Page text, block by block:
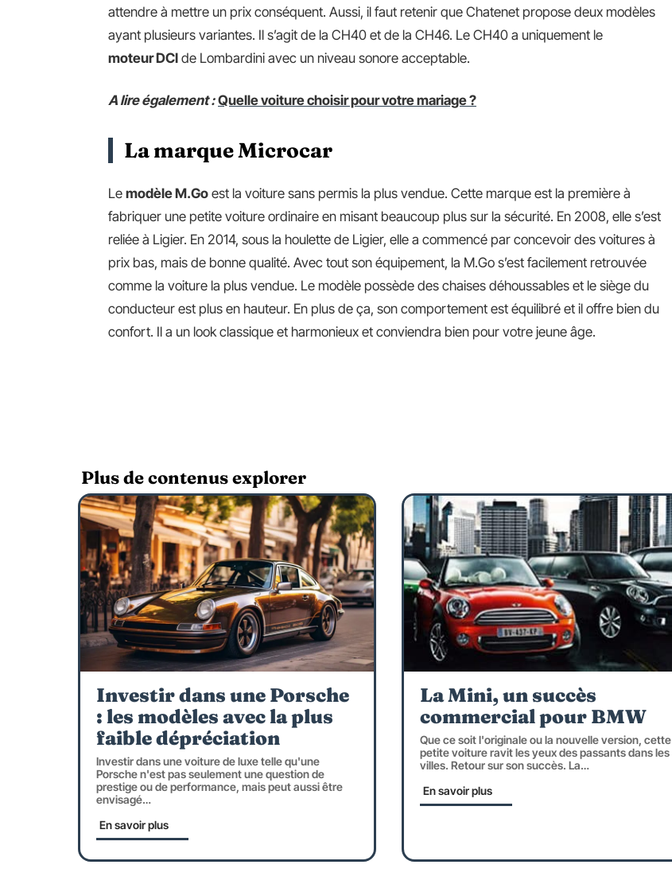
attendre à mettre un prix conséquent. Aussi, il faut retenir que Chatenet propose deux modèles
ayant plusieurs variantes. Il s’agit de la CH40 et de la CH46. Le CH40 a uniquement le
moteur DCI de Lombardini avec un niveau sonore acceptable.
A lire également : Quelle voiture choisir pour votre mariage ?
La marque Microcar
Le modèle M.Go est la voiture sans permis la plus vendue. Cette marque est la première à
fabriquer une petite voiture ordinaire en misant beaucoup plus sur la sécurité. En 2008, elle s’est
reliée à Ligier. En 2014, sous la houlette de Ligier, elle a commencé par concevoir des voitures à
prix bas, mais de bonne qualité. Avec tout son équipement, la M.Go s’est facilement retrouvée
comme la voiture la plus vendue. Le modèle possède des chaises déhoussables et le siège du
conducteur est plus en hauteur. En plus de ça, son comportement est équilibré et il offre bien du
confort. Il a un look classique et harmonieux et conviendra bien pour votre jeune âge.
Plus de contenus explorer
Investir dans une Porsche
: les modèles avec la plus
faible dépréciation
Investir dans une voiture de luxe telle qu'une
Porsche n'est pas seulement une question de
prestige ou de performance, mais peut aussi être
envisagé…
En savoir plus
La Mini, un succès
commercial pour BMW
Que ce soit l'originale ou la nouvelle version, cette
petite voiture ravit les yeux des passants dans les
villes. Retour sur son succès. La…
En savoir plus